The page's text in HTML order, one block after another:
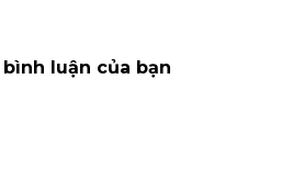
luận của bạn